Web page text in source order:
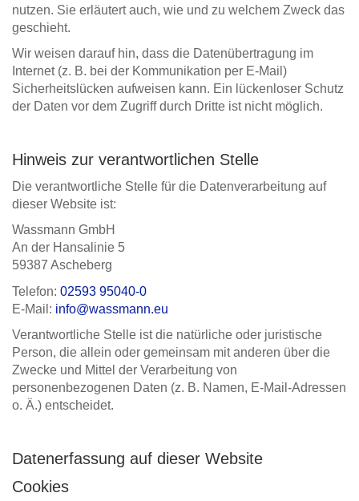
nutzen. Sie erläutert auch, wie und zu welchem Zweck das
geschieht.
Wir weisen darauf hin, dass die Datenübertragung im
Internet (z. B. bei der Kommunikation per E-Mail)
Sicherheitslücken aufweisen kann. Ein lückenloser Schutz
der Daten vor dem Zugriff durch Dritte ist nicht möglich.
Hinweis zur verantwortlichen Stelle
Die verantwortliche Stelle für die Datenverarbeitung auf
dieser Website ist:
Wassmann GmbH
An der Hansalinie 5
59387 Ascheberg
Telefon: 02593 95040-0
E-Mail: info@wassmann.eu
Verantwortliche Stelle ist die natürliche oder juristische
Person, die allein oder gemeinsam mit anderen über die
Zwecke und Mittel der Verarbeitung von
personenbezogenen Daten (z. B. Namen, E-Mail-Adressen
o. Ä.) entscheidet.
Datenerfassung auf dieser Website
Cookies